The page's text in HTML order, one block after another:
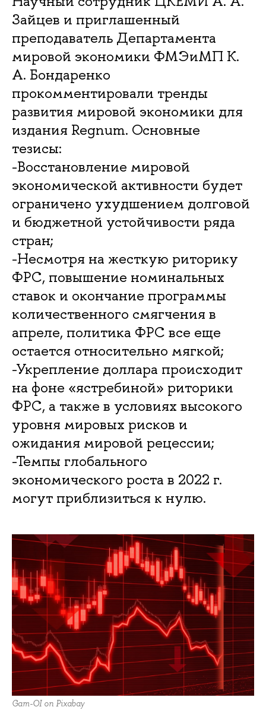
Зайцев и приглашенный
преподаватель Департамента
мировой экономики ФМЭиМП К.
А. Бондаренко
прокомментировали тренды
развития мировой экономики для
издания Regnum. Основные
тезисы:
-Восстановление мировой
экономической активности будет
ограничено ухудшением долговой
и бюджетной устойчивости ряда
стран;
-Несмотря на жесткую риторику
ФРС, повышение номинальных
ставок и окончание программы
количественного смягчения в
апреле, политика ФРС все еще
остается относительно мягкой;
-Укрепление доллара происходит
на фоне «ястребиной» риторики
ФРС, а также в условиях высокого
уровня мировых рисков и
ожидания мировой рецессии;
-Темпы глобального
экономического роста в 2022 г.
могут приблизиться к нулю.
Gam-OI on Pixabay